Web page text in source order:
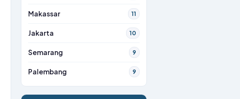
Makassar 11
Jakarta 10
Semarang 9
Palembang 9